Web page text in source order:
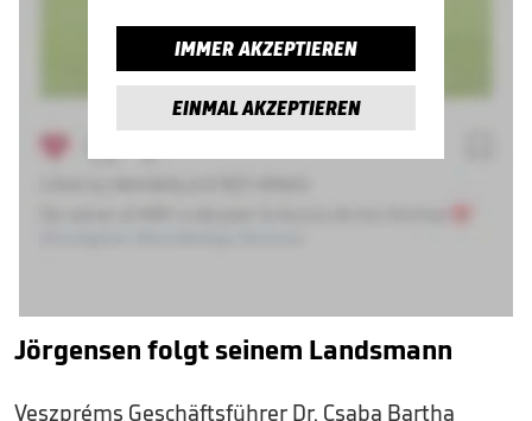
IMMER AKZEPTIEREN
EINMAL AKZEPTIEREN
Jörgensen folgt seinem Landsmann
Veszpréms Geschäftsführer Dr. Csaba Bartha